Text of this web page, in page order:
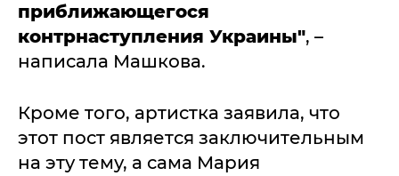
приближающегося
контрнаступления Украины", –
написала Машкова.
Кроме того, артистка заявила, что
этот пост является заключительным
на эту тему, а сама Мария